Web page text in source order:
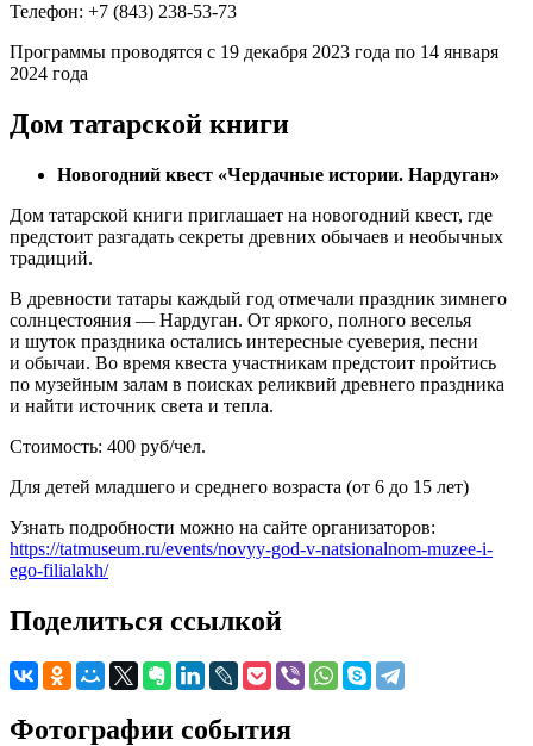
Телефон: +7 (843) 238‑53‑73
Программы проводятся с 19 декабря 2023 года по 14 января
2024 года
Дом татарской книги
Новогодний квест «Чердачные истории. Нардуган»
Дом татарской книги приглашает на новогодний квест, где
предстоит разгадать секреты древних обычаев и необычных
традиций.
В древности татары каждый год отмечали праздник зимнего
солнцестояния — Нардуган. От яркого, полного веселья
и шуток праздника остались интересные суеверия, песни
и обычаи. Во время квеста участникам предстоит пройтись
по музейным залам в поисках реликвий древнего праздника
и найти источник света и тепла.
Стоимость: 400 руб/чел.
Для детей младшего и среднего возраста (от 6 до 15 лет)
Узнать подробности можно на сайте организаторов:
https://tatmuseum.ru/events/novyy-god-v-natsionalnom-muzee-i-
ego-filialakh/
Поделиться ссылкой
Фотографии события